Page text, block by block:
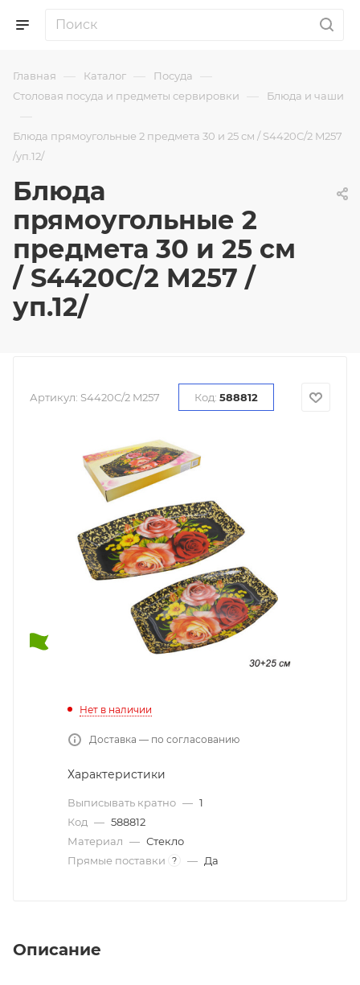
Главная — Каталог — Посуда —
Столовая посуда и предметы сервировки — Блюда и чаши
—
Блюда прямоугольные 2 предмета 30 и 25 см / S4420C/2 M257
/уп.12/
Блюда
прямоугольные 2
предмета 30 и 25 см
/ S4420C/2 M257 /
уп.12/
Артикул: S4420C/2 M257 Код: 588812
Нет в наличии
Доставка — по согласованию
Характеристики
Выписывать кратно — 1
Код — 588812
Материал — Стекло
Прямые поставки
? — Да
Описание